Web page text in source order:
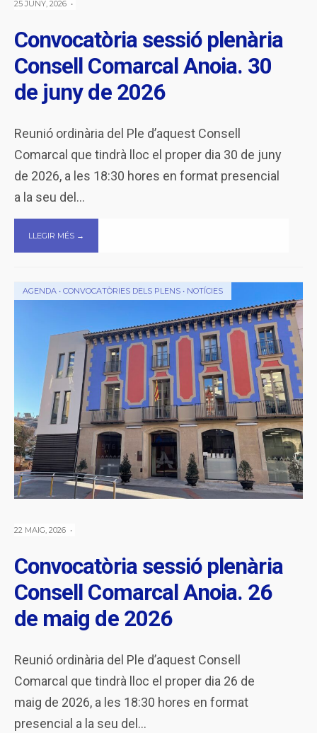
25 JUNY, 2026 •
Convocatòria sessió plenària
Consell Comarcal Anoia. 30
de juny de 2026
Reunió ordinària del Ple d’aquest Consell
Comarcal que tindrà lloc el proper dia 30 de juny
de 2026, a les 18:30 hores en format presencial
a la seu del ...
LLEGIR MÉS →
AGENDA • CONVOCATÒRIES DELS PLENS • NOTÍCIES
22 MAIG, 2026 •
Convocatòria sessió plenària
Consell Comarcal Anoia. 26
de maig de 2026
Reunió ordinària del Ple d’aquest Consell
Comarcal que tindrà lloc el proper dia 26 de
maig de 2026, a les 18:30 hores en format
presencial a la seu del ...